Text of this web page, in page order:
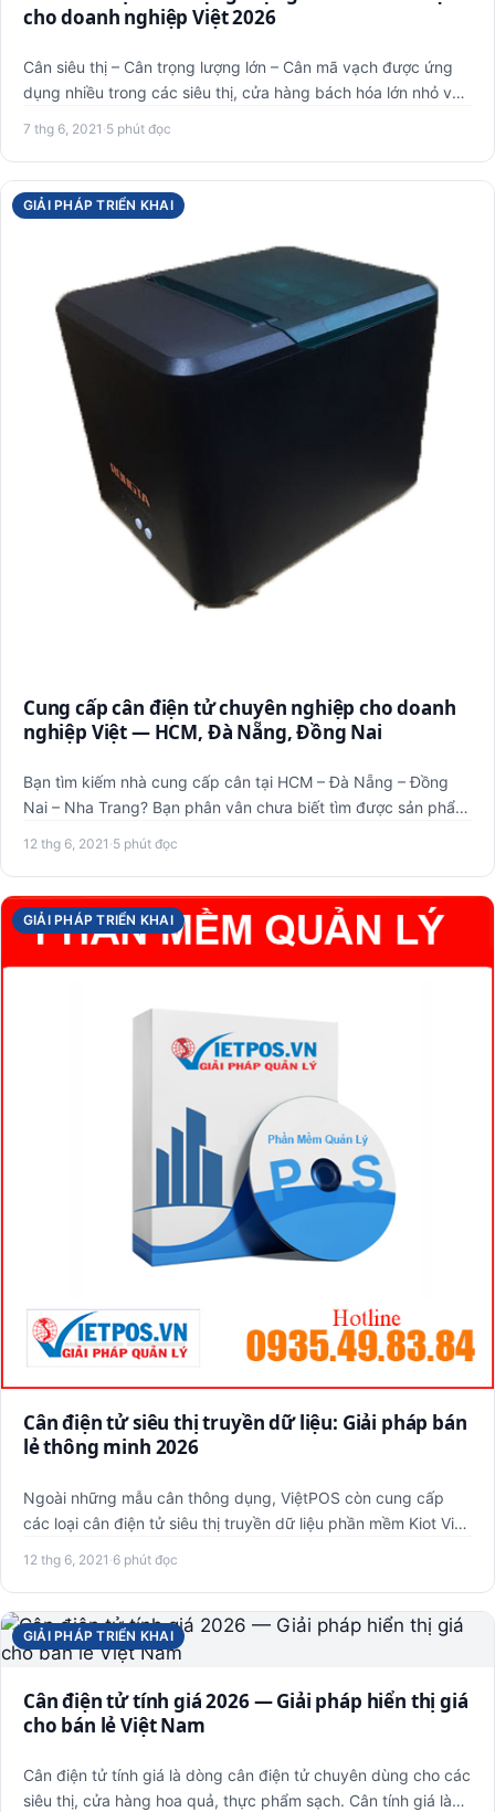
cho doanh nghiệp Việt 2026
Cân siêu thị – Cân trọng lượng lớn – Cân mã vạch được ứng
dụng nhiều trong các siêu thị, cửa hàng bách hóa lớn nhỏ với
7 thg 6, 2021 ·5 phút đọc
GIẢI PHÁP TRIỂN KHAI
Cung cấp cân điện tử chuyên nghiệp cho doanh
nghiệp Việt — HCM, Đà Nẵng, Đồng Nai
Bạn tìm kiếm nhà cung cấp cân tại HCM – Đà Nẵng – Đồng
Nai – Nha Trang? Bạn phân vân chưa biết tìm được sản phẩm
12 thg 6, 2021 ·5 phút đọc
GIẢI PHÁP TRIỂN KHAI
Cân điện tử siêu thị truyền dữ liệu: Giải pháp bán
lẻ thông minh 2026
Ngoài những mẫu cân thông dụng, ViệtPOS còn cung cấp
các loại cân điện tử siêu thị truyền dữ liệu phần mềm Kiot Việt
12 thg 6, 2021 ·6 phút đọc
GIẢI PHÁP TRIỂN KHAI
Cân điện tử tính giá 2026 — Giải pháp hiển thị giá
cho bán lẻ Việt Nam
Cân điện tử tính giá là dòng cân điện tử chuyên dùng cho các
siêu thị, cửa hàng hoa quả, thực phẩm sạch. Cân tính giá là…